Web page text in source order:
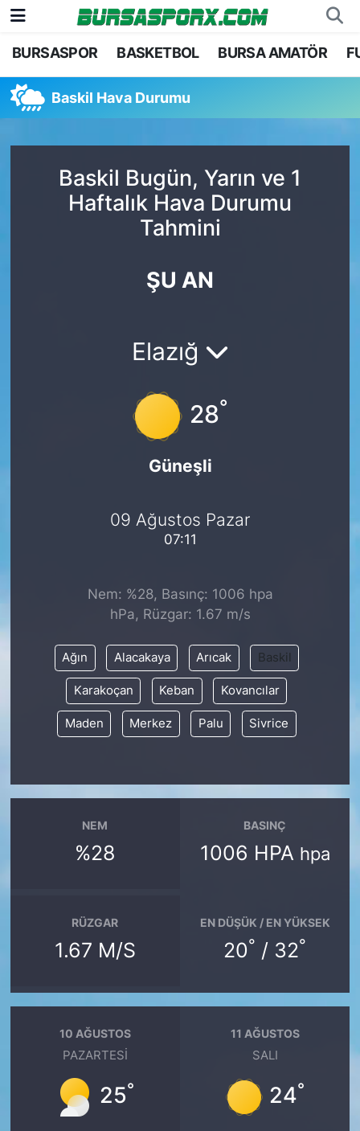
BURSASPOR BASKETBOL BURSA AMATÖR
Baskil Hava Durumu
Baskil Bugün, Yarın ve 1
Haftalık Hava Durumu
Tahmini
ŞU AN
Elazığ
28°
Güneşli
09 Ağustos Pazar
07:11
Nem: %28, Basınç: 1006 hpa
hPa, Rüzgar: 1.67 m/s
Ağın Alacakaya Arıcak Baskil
Karakoçan Keban Kovancılar
Maden Merkez Palu Sivrice
NEM
%28
BASINÇ
1006 HPA hpa
RÜZGAR
1.67 M/S
EN DÜŞÜK / EN YÜKSEK
20° / 32°
10 AĞUSTOS
PAZARTESI
25°
11 AĞUSTOS
SALI
24°
Bursaspor
Futbol
Basketbol
Bursa Amatör
Bursa Nöbetçi Eczaneler
Bursa Hava Durumu
Bursa Namaz Vakitleri
Bursa Trafik Yoğunluk Haritası
TFF 1.Lig Puan Durumu ve Fikstür